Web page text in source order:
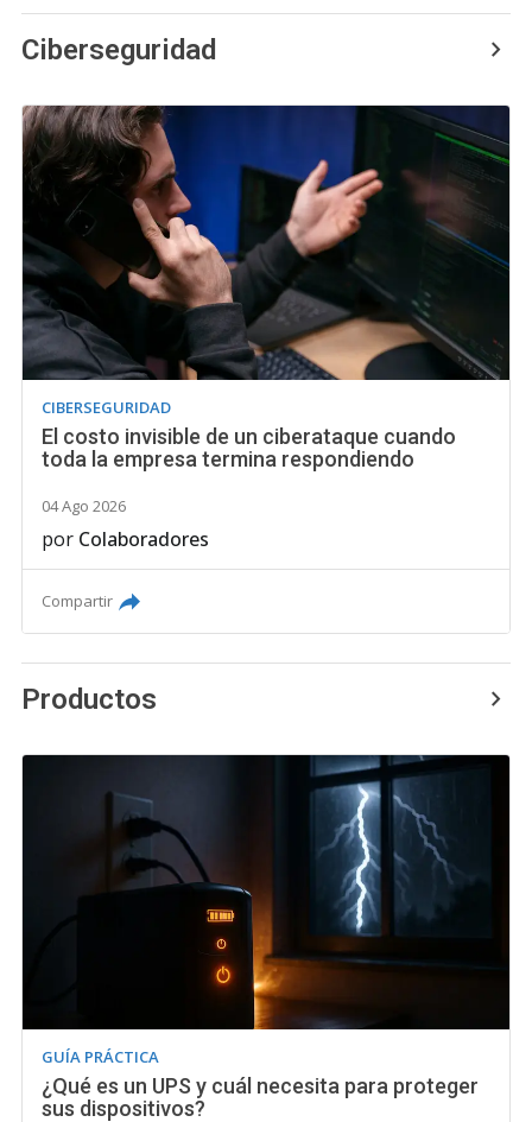
Ciberseguridad
CIBERSEGURIDAD
El costo invisible de un ciberataque cuando
toda la empresa termina respondiendo
04 Ago 2026
por Colaboradores
Compartir
Productos
GUÍA PRÁCTICA
¿Qué es un UPS y cuál necesita para proteger
sus dispositivos?